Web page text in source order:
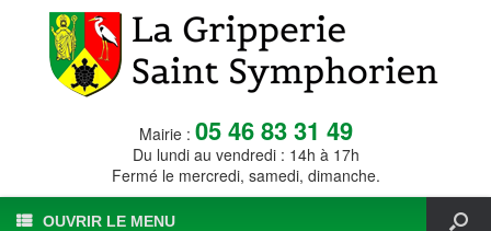
Mairie : 05 46 83 31 49
Du lundi au vendredi : 14h à 17h
Fermé le mercredi, samedi, dimanche.
OUVRIR LE MENU